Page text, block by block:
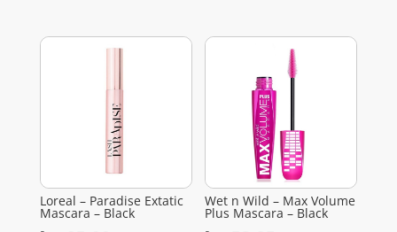
Loreal – Paradise Extatic
Mascara – Black
Wet n Wild – Max Volume
Plus Mascara – Black